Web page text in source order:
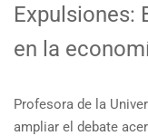
Expulsiones:
en la
Profesora de la
ampliar el debate